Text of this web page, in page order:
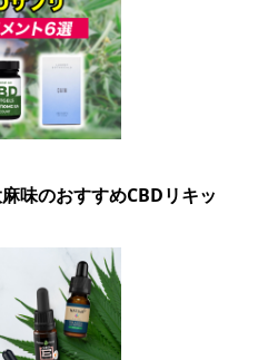
味のおすすめCBDリキッ